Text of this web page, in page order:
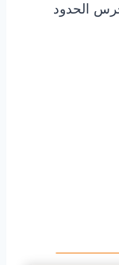
الحدود